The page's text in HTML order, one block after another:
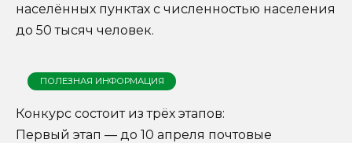
населённых пунктах с численностью населения
до 50 тысяч человек.
ПОЛЕЗНАЯ ИНФОРМАЦИЯ
Конкурс состоит из трёх этапов:
Первый этап — до 10 апреля почтовые